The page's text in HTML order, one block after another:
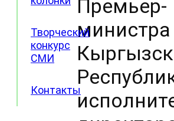
Творческий
конкурс
СМИ
Контакты
Премьер-
министра